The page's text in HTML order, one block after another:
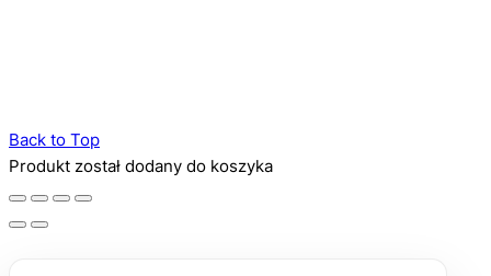
Back to Top
Produkt został dodany do koszyka